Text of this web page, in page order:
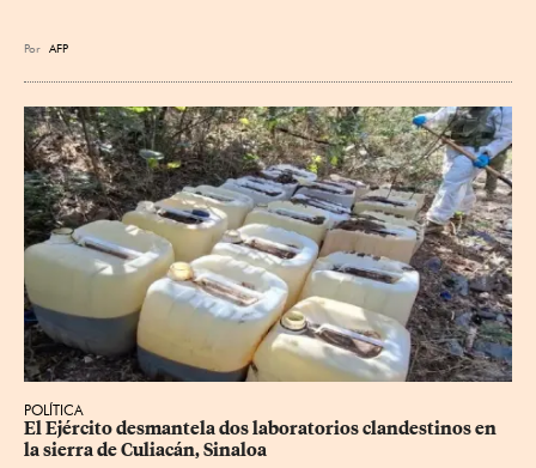
Por AFP
POLÍTICA
El Ejército desmantela dos laboratorios clandestinos en
la sierra de Culiacán, Sinaloa